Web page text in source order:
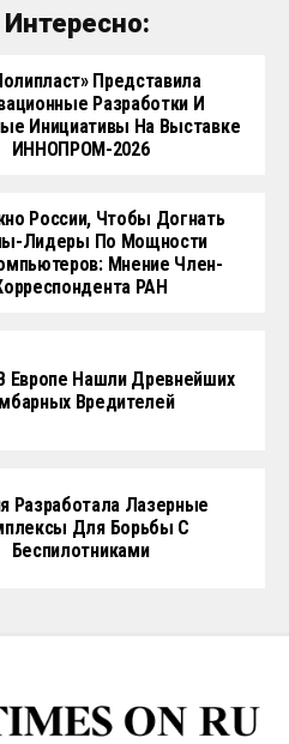
Представила
Разработки И
Инициативы На Выставке
ИННОПРОМ-2026
России, Чтобы Догнать
Лидеры По Мощности
Мнение Член-
РАН
Европе Нашли Древнейших
Вредителей
Разработала Лазерные
Для Борьбы С
Беспилотниками